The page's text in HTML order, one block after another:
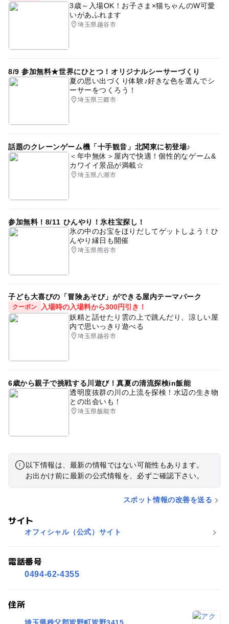
3歳～入場OK！お子さま×猫ちゃんのW可愛
いがあふれます
埼玉県越谷市
8/9 参加無料★世界にひとつ！オリジナルシーサーづくり
夏の思い出づくり体験♪好きな色を選んでシ
ーサーをつくろう！
埼玉県三郷市
話題のクレーンゲーム機「十手観音」北関東に初登場♪
＜年中無休＞屋内で快適！個性的なゲーム&
カワイイ景品が満載☆
埼玉県八潮市
参加無料！8/11 ひんやり！氷柱宝探し！
氷の中のお宝をほりだしてゲットしよう！ひ
んやり縁日も開催
埼玉県熊谷市
子ども大喜びの「冒険あそび」ができる屋内テーマパーク
クーポン
入場時の入場料から300円引き！
妖精と話せたり雲の上で跳んだり、涼しい屋
内で思いっきり遊べる
埼玉県越谷市
6歳から親子で挑戦する川遊び！真夏の清流探検in飯能
透明度抜群の川の上流を探検！水辺の生き物
との出会いも！
埼玉県飯能市
以下情報は、最新の情報ではない可能性もあります。
お出かけ前に最新の公式情報を、必ずご確認下さい。
スポット情報の改善を送る
サイト
オフィシャル（公式）サイト
電話番号
0494-62-4355
住所